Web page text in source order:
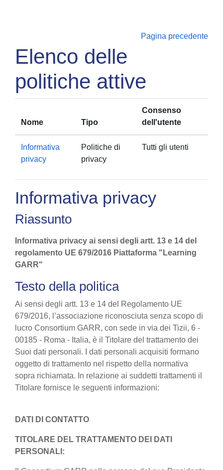
Pagina precedente
Elenco delle
politiche attive
Nome Tipo
Consenso
dell'utente
Informativa
privacy
Politiche di
privacy
Tutti gli utenti
Informativa privacy
Riassunto
Informativa privacy ai sensi degli artt. 13 e 14 del
regolamento UE 679/2016 Piattaforma "Learning
GARR"
Testo della politica
Ai sensi degli artt. 13 e 14 del Regolamento UE
679/2016, l’associazione riconosciuta senza scopo di
lucro Consortium GARR, con sede in via dei Tizii, 6 -
00185 - Roma - Italia, è il Titolare del trattamento dei
Suoi dati personali. I dati personali acquisiti formano
oggetto di trattamento nel rispetto della normativa
sopra richiamata. In relazione ai suddetti trattamenti il
Titolare fornisce le seguenti informazioni:
DATI DI CONTATTO
TITOLARE DEL TRATTAMENTO DEI DATI
PERSONALI: